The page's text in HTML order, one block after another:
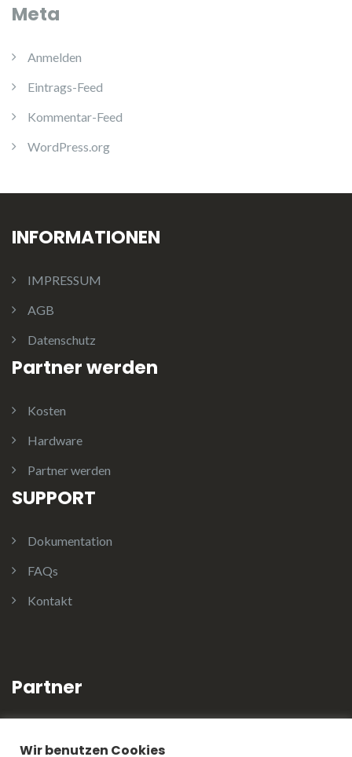
Meta
Anmelden
Eintrags-Feed
Kommentar-Feed
WordPress.org
INFORMATIONEN
IMPRESSUM
AGB
Datenschutz
Partner werden
Kosten
Hardware
Partner werden
SUPPORT
Dokumentation
FAQs
Kontakt
Partner
Wir benutzen Cookies